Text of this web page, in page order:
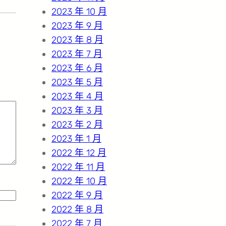
2023 年 10 月
2023 年 9 月
2023 年 8 月
2023 年 7 月
2023 年 6 月
2023 年 5 月
2023 年 4 月
2023 年 3 月
2023 年 2 月
2023 年 1 月
2022 年 12 月
2022 年 11 月
2022 年 10 月
2022 年 9 月
2022 年 8 月
2022 年 7 月